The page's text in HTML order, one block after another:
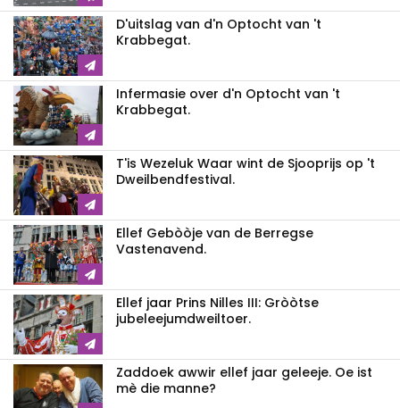
D'uitslag van d'n Optocht van 't
Krabbegat.
Infermasie over d'n Optocht van 't
Krabbegat.
T'is Wezeluk Waar wint de Sjooprijs op 't
Dweilbendfestival.
Ellef Gebòòje van de Berregse
Vastenavend.
Ellef jaar Prins Nilles III: Gròòtse
jubeleejumdweiltoer.
Zaddoek awwir ellef jaar geleeje. Oe ist
mè die manne?